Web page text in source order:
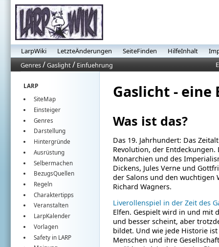
LarpWiki LetzteÄnderungen SeiteFinden HilfeInhalt
Genres/Gaslight/ Einfuehrung
LARP
SiteMap
Einsteiger
Genres
Darstellung
Hintergründe
Ausrüstung
Selbermachen
BezugsQuellen
Regeln
Charaktertipps
Veranstalten
LarpKalender
Vorlagen
Safety in LARP
Gaslicht -
Was ist das?
Das 19. Jahrhundert: Das
Revolution, der Entdeckungen.
Monarchien und des
Dickens, Jules Verne und
der Salons und den wuchtigen
Richard Wagners.
Liverollenspiel in der Zeit des
Elfen. Gespielt wird in und mit
und besser scheint, aber
bildet. Und wie jede Historie ist
Menschen und ihre